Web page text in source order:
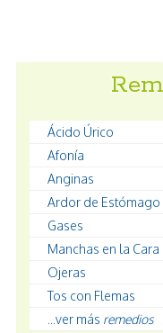
Ácido Úrico
Afonía
Anginas
Ardor de Estómago
Gases
Manchas en la Cara
Ojeras
Tos con Flemas
...ver más remedios